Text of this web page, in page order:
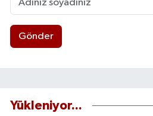
Gönder
Yükleniyor...